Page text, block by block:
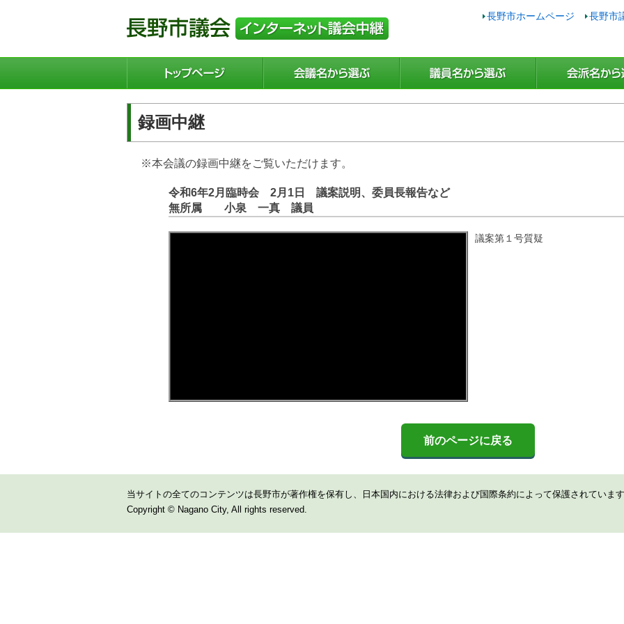
長野市ホームページ 長野市
録画中継
※本会議の録画中継をご覧いただけます。
令和6年2月臨時会 2月1日 議案説明、委員長報告など
無所属 小泉 一真 議員
議案第１号質疑
前のページに戻る
当サイトの全てのコンテンツは長野市が著作権を保有し、日本国内における法律および国際条約によって保護されていま
Copyright © Nagano City, All rights reserved.